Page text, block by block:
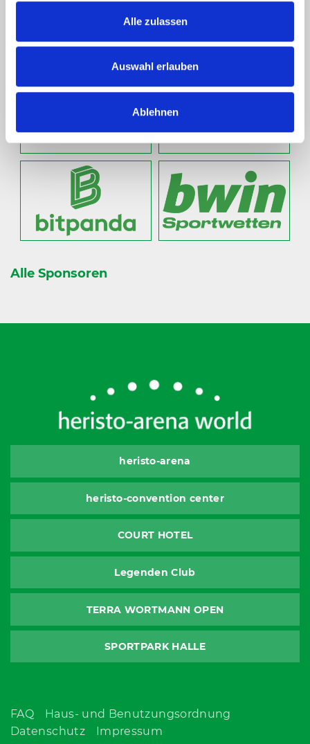
Alle zulassen
Auswahl erlauben
Ablehnen
Alle Sponsoren
heristo-arena
heristo-convention center
COURT HOTEL
Legenden Club
TERRA WORTMANN OPEN
SPORTPARK HALLE
FAQ
Haus- und Benutzungsordnung
Datenschutz
Impressum